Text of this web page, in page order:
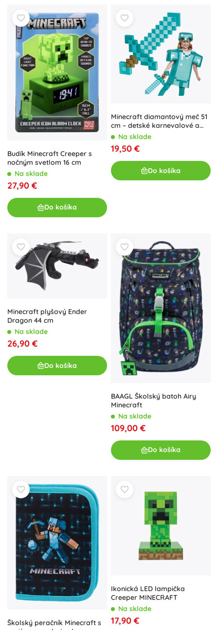
Budík Minecraft Creeper s
nočným svetlom 16 cm
Na sklade
27,90 €
Do košíka
Minecraft diamantový meč 51
cm – detské karnevalové a
cosplay doplnky
Na sklade
19,50 €
Do košíka
Minecraft plyšový Ender
Dragon 44 cm
Na sklade
26,90 €
Do košíka
BAAGL Školský batoh Airy
Minecraft
Na sklade
109,00 €
Do košíka
Školský peračník Minecraft s
Ikonická LED lampička
Creeper MINECRAFT
Na sklade
17,90 €